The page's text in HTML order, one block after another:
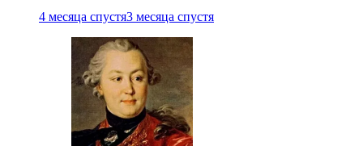
4 месяца спустя3 месяца спустя